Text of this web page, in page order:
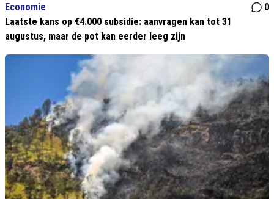
Economie
0
Laatste kans op €4.000 subsidie: aanvragen kan tot 31
augustus, maar de pot kan eerder leeg zijn